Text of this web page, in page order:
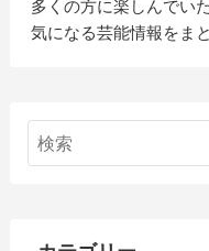
多くの方に楽しんでい
気になる芸能情報をま